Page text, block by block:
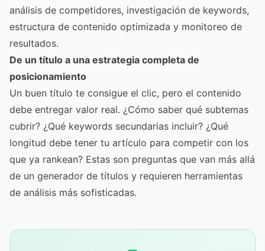
análisis de competidores, investigación de keywords,
estructura de contenido optimizada y monitoreo de
resultados.
De un título a una estrategia completa de
posicionamiento
Un buen título te consigue el clic, pero el contenido
debe entregar valor real. ¿Cómo saber qué subtemas
cubrir? ¿Qué keywords secundarias incluir? ¿Qué
longitud debe tener tu artículo para competir con los
que ya rankean? Estas son preguntas que van más allá
de un generador de títulos y requieren herramientas
de análisis más sofisticadas.